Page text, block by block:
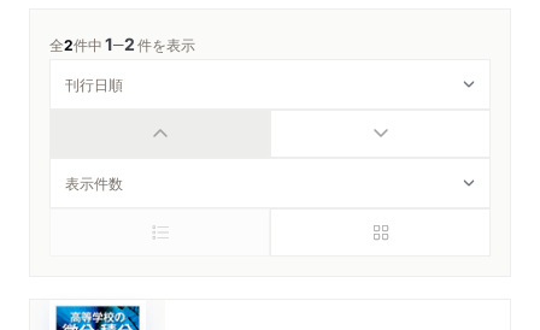
全2件中1─2件を表示